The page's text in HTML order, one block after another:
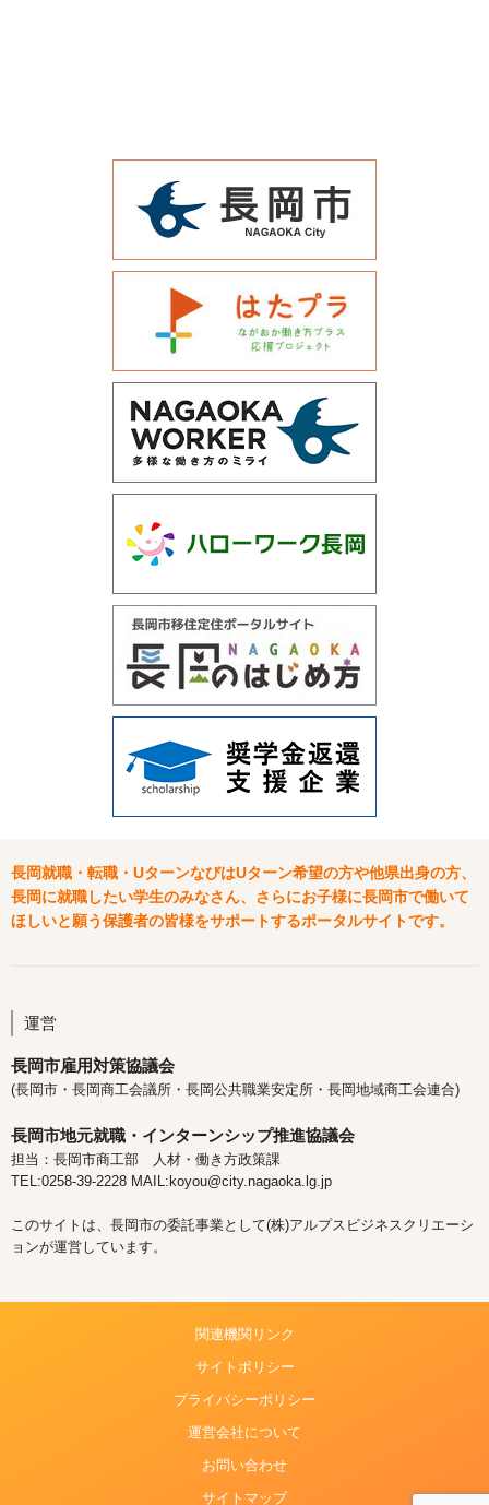
長岡就職・転職・UターンなびはUターン希望の方や他県出身の方、
長岡に就職したい学生のみなさん、さらにお子様に長岡市で働いて
ほしいと願う保護者の皆様をサポートするポータルサイトです。
運営
長岡市雇用対策協議会
(長岡市・長岡商工会議所・長岡公共職業安定所・長岡地域商工会連合)
長岡市地元就職・インターンシップ推進協議会
担当：長岡市商工部 人材・働き方政策課
TEL:0258-39-2228 MAIL:koyou@city.nagaoka.lg.jp
このサイトは、長岡市の委託事業として(株)アルプスビジネスクリエーシ
ョンが運営しています。
関連機関リンク
サイトポリシー
プライバシーポリシー
運営会社について
お問い合わせ
サイトマップ